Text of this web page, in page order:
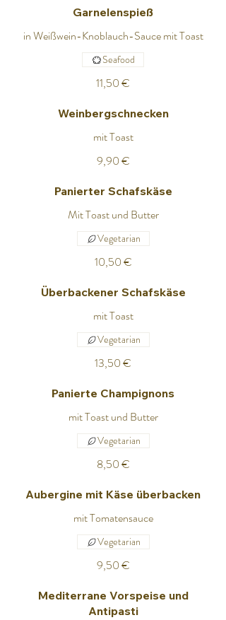
Garnelenspieß
in Weißwein-Knoblauch-Sauce mit Toast
11,50 €
Seafood
Weinbergschnecken
mit Toast
9,90 €
Panierter Schafskäse
Mit Toast und Butter
10,50 €
Vegetarian
Überbackener Schafskäse
mit Toast
13,50 €
Vegetarian
Panierte Champignons
mit Toast und Butter
8,50 €
Vegetarian
Aubergine mit Käse überbacken
mit Tomatensauce
9,50 €
Vegetarian
Mediterrane Vorspeise und
Antipasti